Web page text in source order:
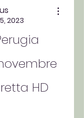
2023
HD